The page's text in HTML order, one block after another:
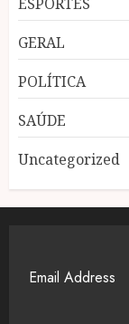
GERAL
POLÍTICA
SAÚDE
Uncategorized